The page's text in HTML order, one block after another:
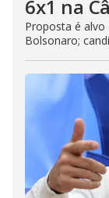
6x1 na
Proposta é alvo
Bolsonaro;